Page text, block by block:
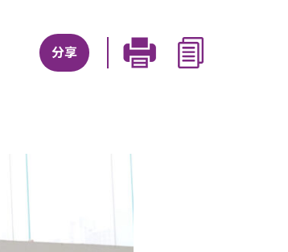
分享